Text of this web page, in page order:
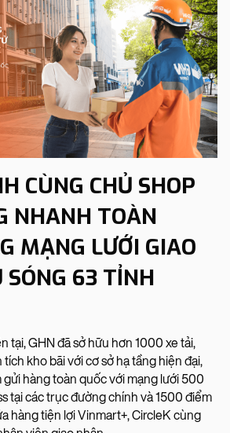
CÙNG CHỦ SHOP
NHANH TOÀN
MẠNG LƯỚI GIAO
SÓNG 63 TỈNH
tại, GHN đã sở hữu hơn 1000 xe tải,
kho bãi với cơ sở hạ tầng hiện đại,
hàng toàn quốc với mạng lưới 500
tại các trục đường chính và 1500 điểm
hàng tiện lợi Vinmart+, CircleK cùng